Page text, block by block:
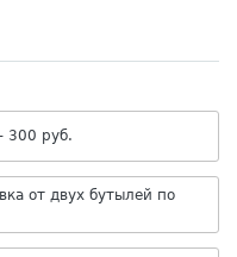
300 руб.
от двух бутылей по